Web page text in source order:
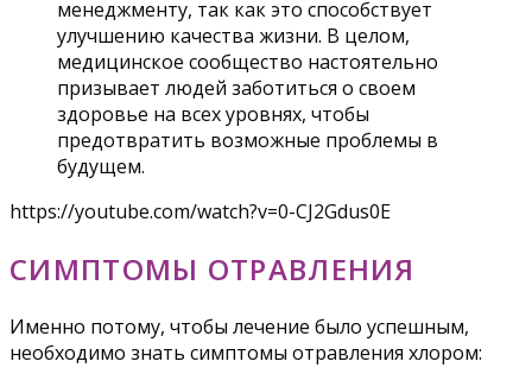
менеджменту, так как это способствует
улучшению качества жизни. В целом,
медицинское сообщество настоятельно
призывает людей заботиться о своем
здоровье на всех уровнях, чтобы
предотвратить возможные проблемы в
будущем.
https://youtube.com/watch?v=0-CJ2Gdus0E
СИМПТОМЫ ОТРАВЛЕНИЯ
Именно потому, чтобы лечение было успешным,
необходимо знать симптомы отравления хлором: